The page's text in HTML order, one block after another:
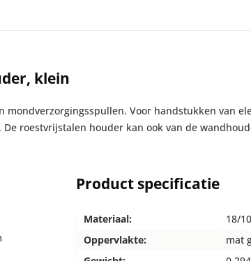
klein
Voor handstukken van
roestvrijstalen houder kan ook van de
Product specificatie
Materiaal:
18/
Oppervlakte:
mat